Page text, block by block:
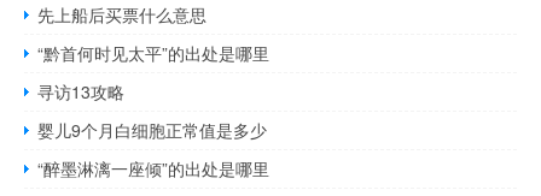
先上船后买票什么意思
“黔首何时见太平”的出处是哪里
寻访13攻略
婴儿9个月白细胞正常值是多少
“醉墨淋漓一座倾”的出处是哪里